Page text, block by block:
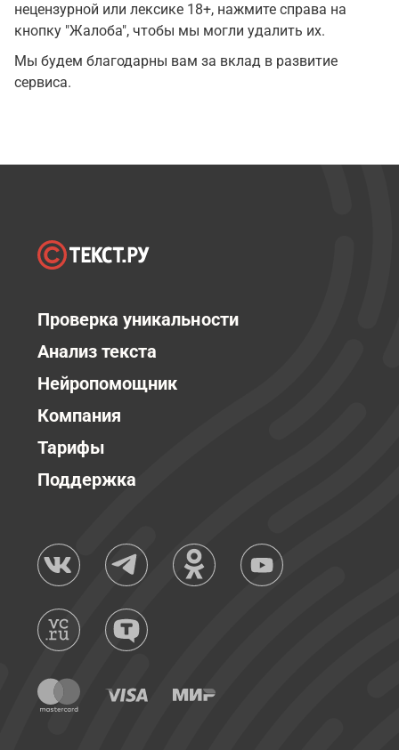
нецензурной или лексике 18+, нажмите справа на
кнопку "Жалоба", чтобы мы могли удалить их.
Мы будем благодарны вам за вклад в развитие
сервиса.
Проверка уникальности
Анализ текста
Нейропомощник
Компания
Тарифы
Поддержка